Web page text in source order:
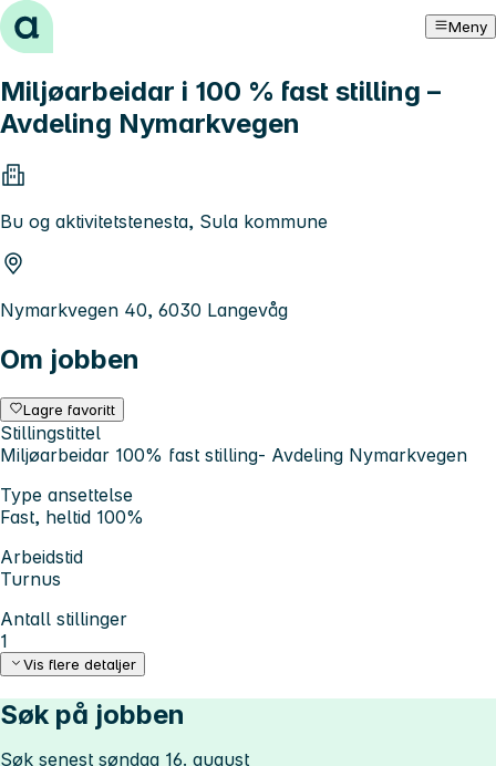
Hopp til innhold Meny
Miljøarbeidar i 100 % fast stilling –
Avdeling Nymarkvegen
Bu og aktivitetstenesta, Sula kommune
Nymarkvegen 40, 6030 Langevåg
Om jobben
Lagre favoritt
Stillingstittel
Miljøarbeidar 100% fast stilling- Avdeling Nymarkvegen
Type ansettelse
Fast, heltid 100%
Arbeidstid
Turnus
Antall stillinger
1
Vis flere detaljer
Søk på jobben
Søk senest søndag 16. august